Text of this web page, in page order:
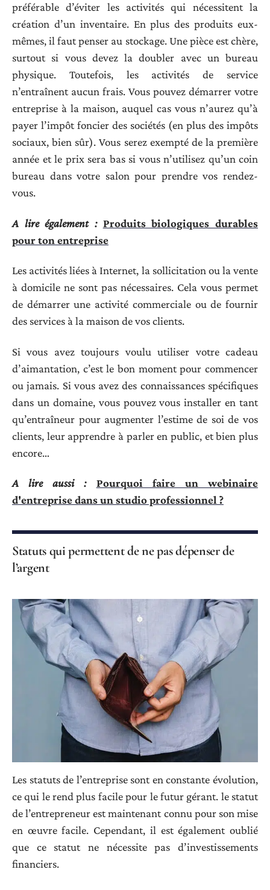
préférable d’éviter les activités qui nécessitent la
création d’un inventaire. En plus des produits eux-
mêmes, il faut penser au stockage. Une pièce est chère,
surtout si vous devez la doubler avec un bureau
physique. Toutefois, les activités de service
n’entraînent aucun frais. Vous pouvez démarrer votre
entreprise à la maison, auquel cas vous n’aurez qu’à
payer l’impôt foncier des sociétés (en plus des impôts
sociaux, bien sûr). Vous serez exempté de la première
année et le prix sera bas si vous n’utilisez qu’un coin
bureau dans votre salon pour prendre vos rendez-
vous.
A lire également : Produits biologiques durables
pour ton entreprise
Les activités liées à Internet, la sollicitation ou la vente
à domicile ne sont pas nécessaires. Cela vous permet
de démarrer une activité commerciale ou de fournir
des services à la maison de vos clients.
Si vous avez toujours voulu utiliser votre cadeau
d’aimantation, c’est le bon moment pour commencer
ou jamais. Si vous avez des connaissances spécifiques
dans un domaine, vous pouvez vous installer en tant
qu’entraîneur pour augmenter l’estime de soi de vos
clients, leur apprendre à parler en public, et bien plus
encore…
A lire aussi :
Pourquoi faire un webinaire
d'entreprise dans un studio professionnel ?
Statuts qui permettent de ne pas dépenser de
l’argent
Les statuts de l’entreprise sont en constante évolution,
ce qui le rend plus facile pour le futur gérant. le statut
de l’entrepreneur est maintenant connu pour son mise
en œuvre facile. Cependant, il est également oublié
que ce statut ne nécessite pas d’investissements
financiers.